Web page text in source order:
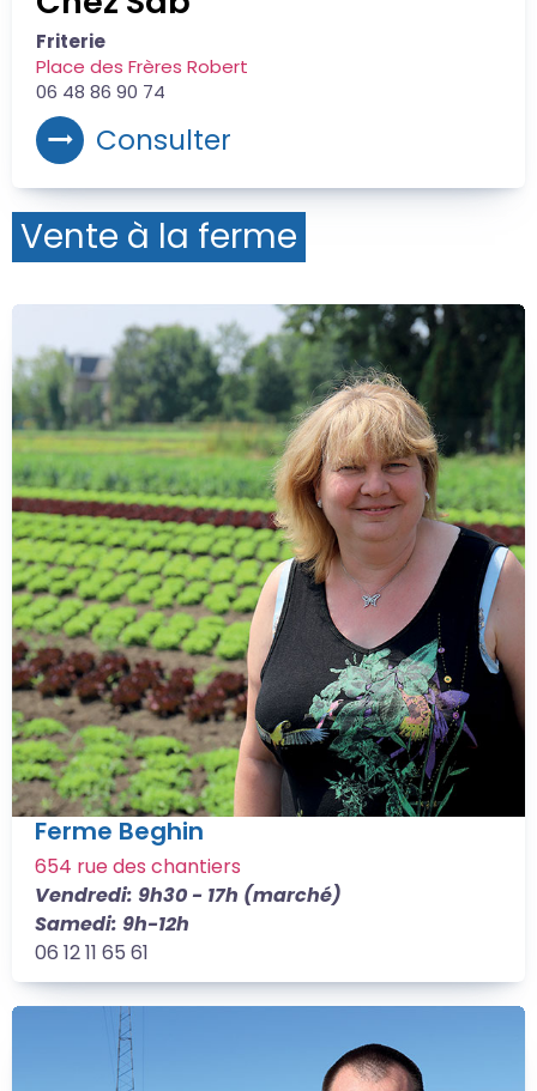
Friterie
Place des Frères Robert
06 48 86 90 74
Consulter
Vente à la ferme
Ferme Beghin
654 rue des chantiers
Vendredi: 9h30 - 17h (marché)
Samedi: 9h-12h
06 12 11 65 61